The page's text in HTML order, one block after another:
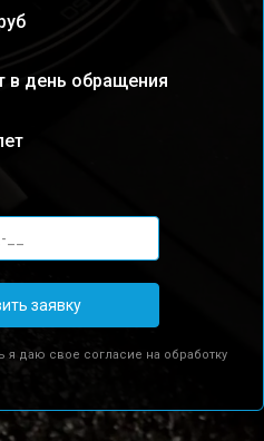
в день обращения
заявку
я даю свое согласие на обработку